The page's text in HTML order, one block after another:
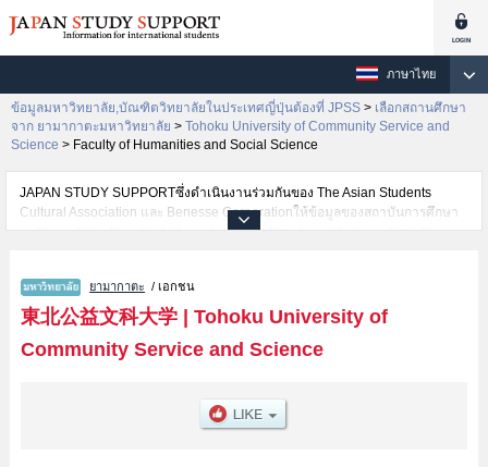
ภาษาไทย
ข้อมูลมหาวิทยาลัย,บัณฑิตวิทยาลัยในประเทศญี่ปุ่นต้องที่ JPSS > เลือกสถานศึกษา
จาก ยามากาตะมหาวิทยาลัย > Tohoku University of Community Service and
Science > Faculty of Humanities and Social Science
JAPAN STUDY SUPPORTซึ่งดำเนินงานร่วมกันของ The Asian Students
Cultural Association และ Benesse Corporationให้ข้อมูลของสถาบันการศึกษา
ระดับมหาวิทยาลัย・บัณฑิตวิทยาลัย・วิทยาลัยระดับอนุปริญญา・วิทยาลัย
Science,ข้อมูลจำเป็นสำหรับนักศึกษาต่างชาติเช่นข้อมูลของแต่ละคณะ,ข้อมูล
การสอบคัดเลือกเข้าศึกษาเช่นจำนวนคนที่รับสมัครหรือจำนวนคนที่ผ่านการสอบ
คัดเลือกเป็นต้น,แนะนำสถานที่,การเดินทางเป็นต้นไว้ด้วยดังนั้นขอเชิญใช้บริการ
ค้นหาข้อมูลตามอัธยาศัย
ยามากาตะ / เอกชน
東北公益文科大学| Tohoku University of
Community Service and Science